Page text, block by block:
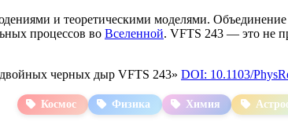
и теоретическими моделями.
процессов во Вселенной. VFTS 243 — это не
черных дыр VFTS 243» DOI: 10.1103/
Космос Физика Химия